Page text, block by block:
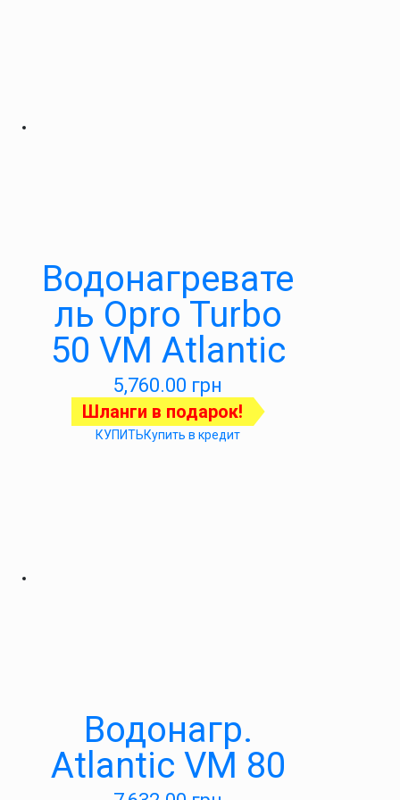
Водонагревате
ль Opro Turbo
50 VM Atlantic
5,760.00 грн
Шланги в подарок!
КУПИТЬКупить в кредит
Водонагр.
Atlantic VM 80